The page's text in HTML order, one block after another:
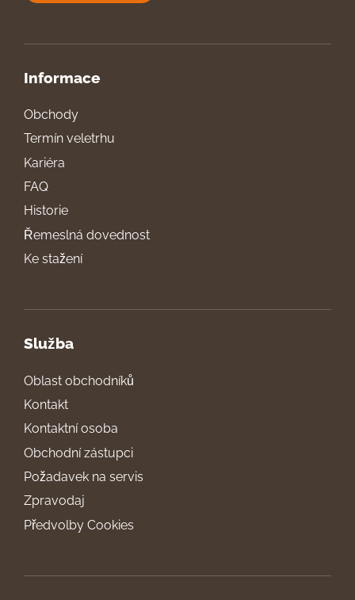
Informace
Obchody
Termín veletrhu
Kariéra
FAQ
Historie
Řemeslná dovednost
Ke stažení
Služba
Oblast obchodníků
Kontakt
Kontaktní osoba
Obchodní zástupci
Požadavek na servis
Zpravodaj
Předvolby Cookies